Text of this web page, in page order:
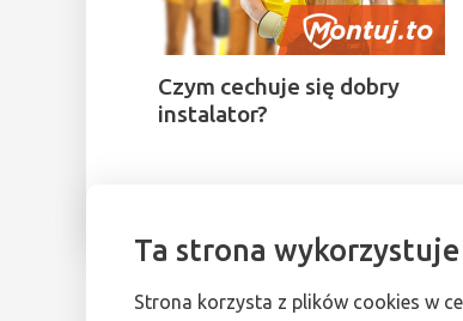
Czym cechuje się dobry
instalator?
Ta strona
Strona korzysta z plików cookies w